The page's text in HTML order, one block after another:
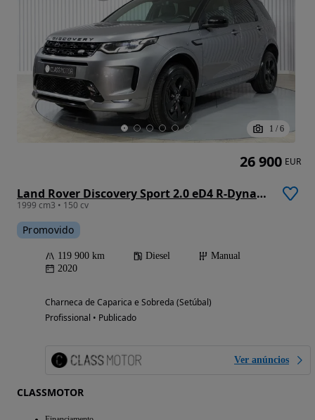
1 / 6
Land Rover Discovery Sport 2.0 eD4 R-Dynamic S 7L
1999 cm3 • 150 cv
Promovido
119 900 km Diesel
Manual
2020
Charneca de Caparica e Sobreda (Setúbal)
Profissional • Publicado
Ver anúncios
CLASSMOTOR
26 900 EUR